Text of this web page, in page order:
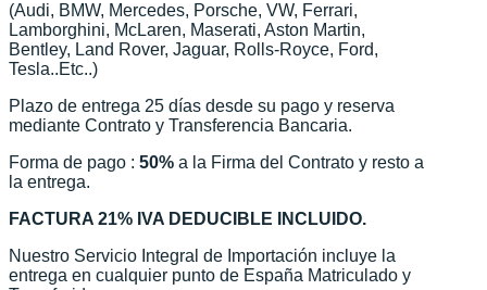
(Audi, BMW, Mercedes, Porsche, VW, Ferrari,
Lamborghini, McLaren, Maserati, Aston Martin,
Bentley, Land Rover, Jaguar, Rolls-Royce, Ford,
Tesla..Etc..)
Plazo de entrega 25 días desde su pago y reserva
mediante Contrato y Transferencia Bancaria.
Forma de pago : 50% a la Firma del Contrato y resto a
la entrega.
FACTURA 21% IVA DEDUCIBLE INCLUIDO.
Nuestro Servicio Integral de Importación incluye la
entrega en cualquier punto de España Matriculado y